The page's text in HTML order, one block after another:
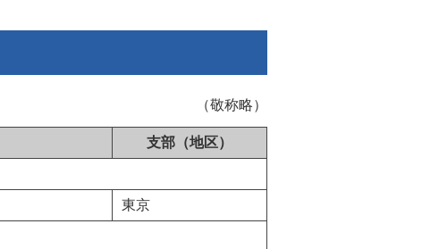
（敬称略）
支部（地区）
東京